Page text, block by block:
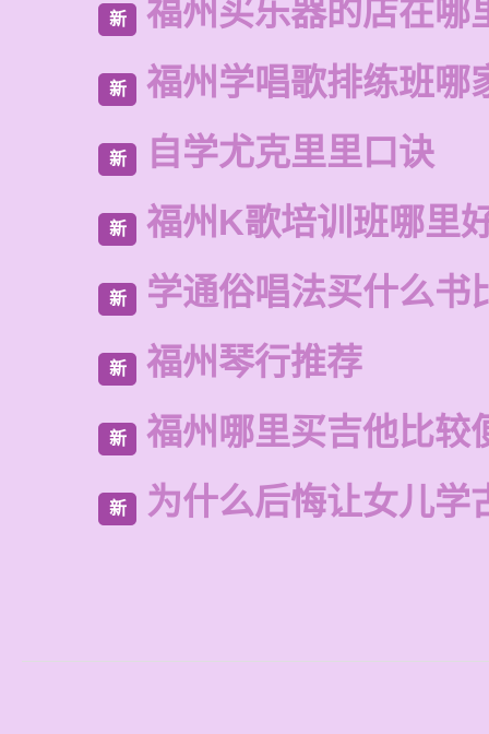
新 福州买乐器的店在哪
新 福州学唱歌排练班哪
新 自学尤克里里口诀
新 福州K歌培训班哪里
新 学通俗唱法买什么书
新 福州琴行推荐
新 福州哪里买吉他比较
新 为什么后悔让女儿学